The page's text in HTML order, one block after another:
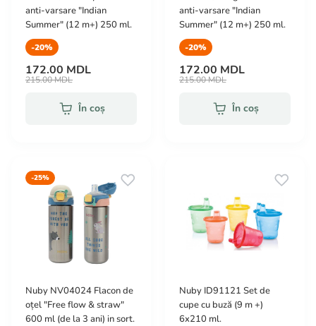
anti-varsare "Indian
Summer" (12 m+) 250 ml.
-20%
172.00 MDL
215.00 MDL
În coș
anti-varsare "Indian
Summer" (12 m+) 250 ml.
-20%
172.00 MDL
215.00 MDL
În coș
-25%
Nuby NV04024 Flacon de
oțel "Free flow & straw"
600 ml (de la 3 ani) in sort.
Nuby ID91121 Set de
cupe cu buză (9 m +)
6x210 ml.